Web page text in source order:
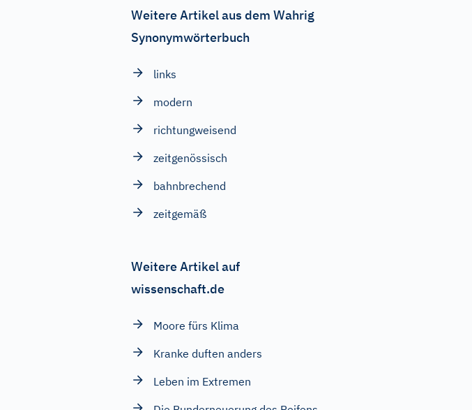
Weitere Artikel aus dem Wahrig
Synonymwörterbuch
links
modern
richtungweisend
zeitgenössisch
bahnbrechend
zeitgemäß
Weitere Artikel auf
wissenschaft.de
Moore fürs Klima
Kranke duften anders
Leben im Extremen